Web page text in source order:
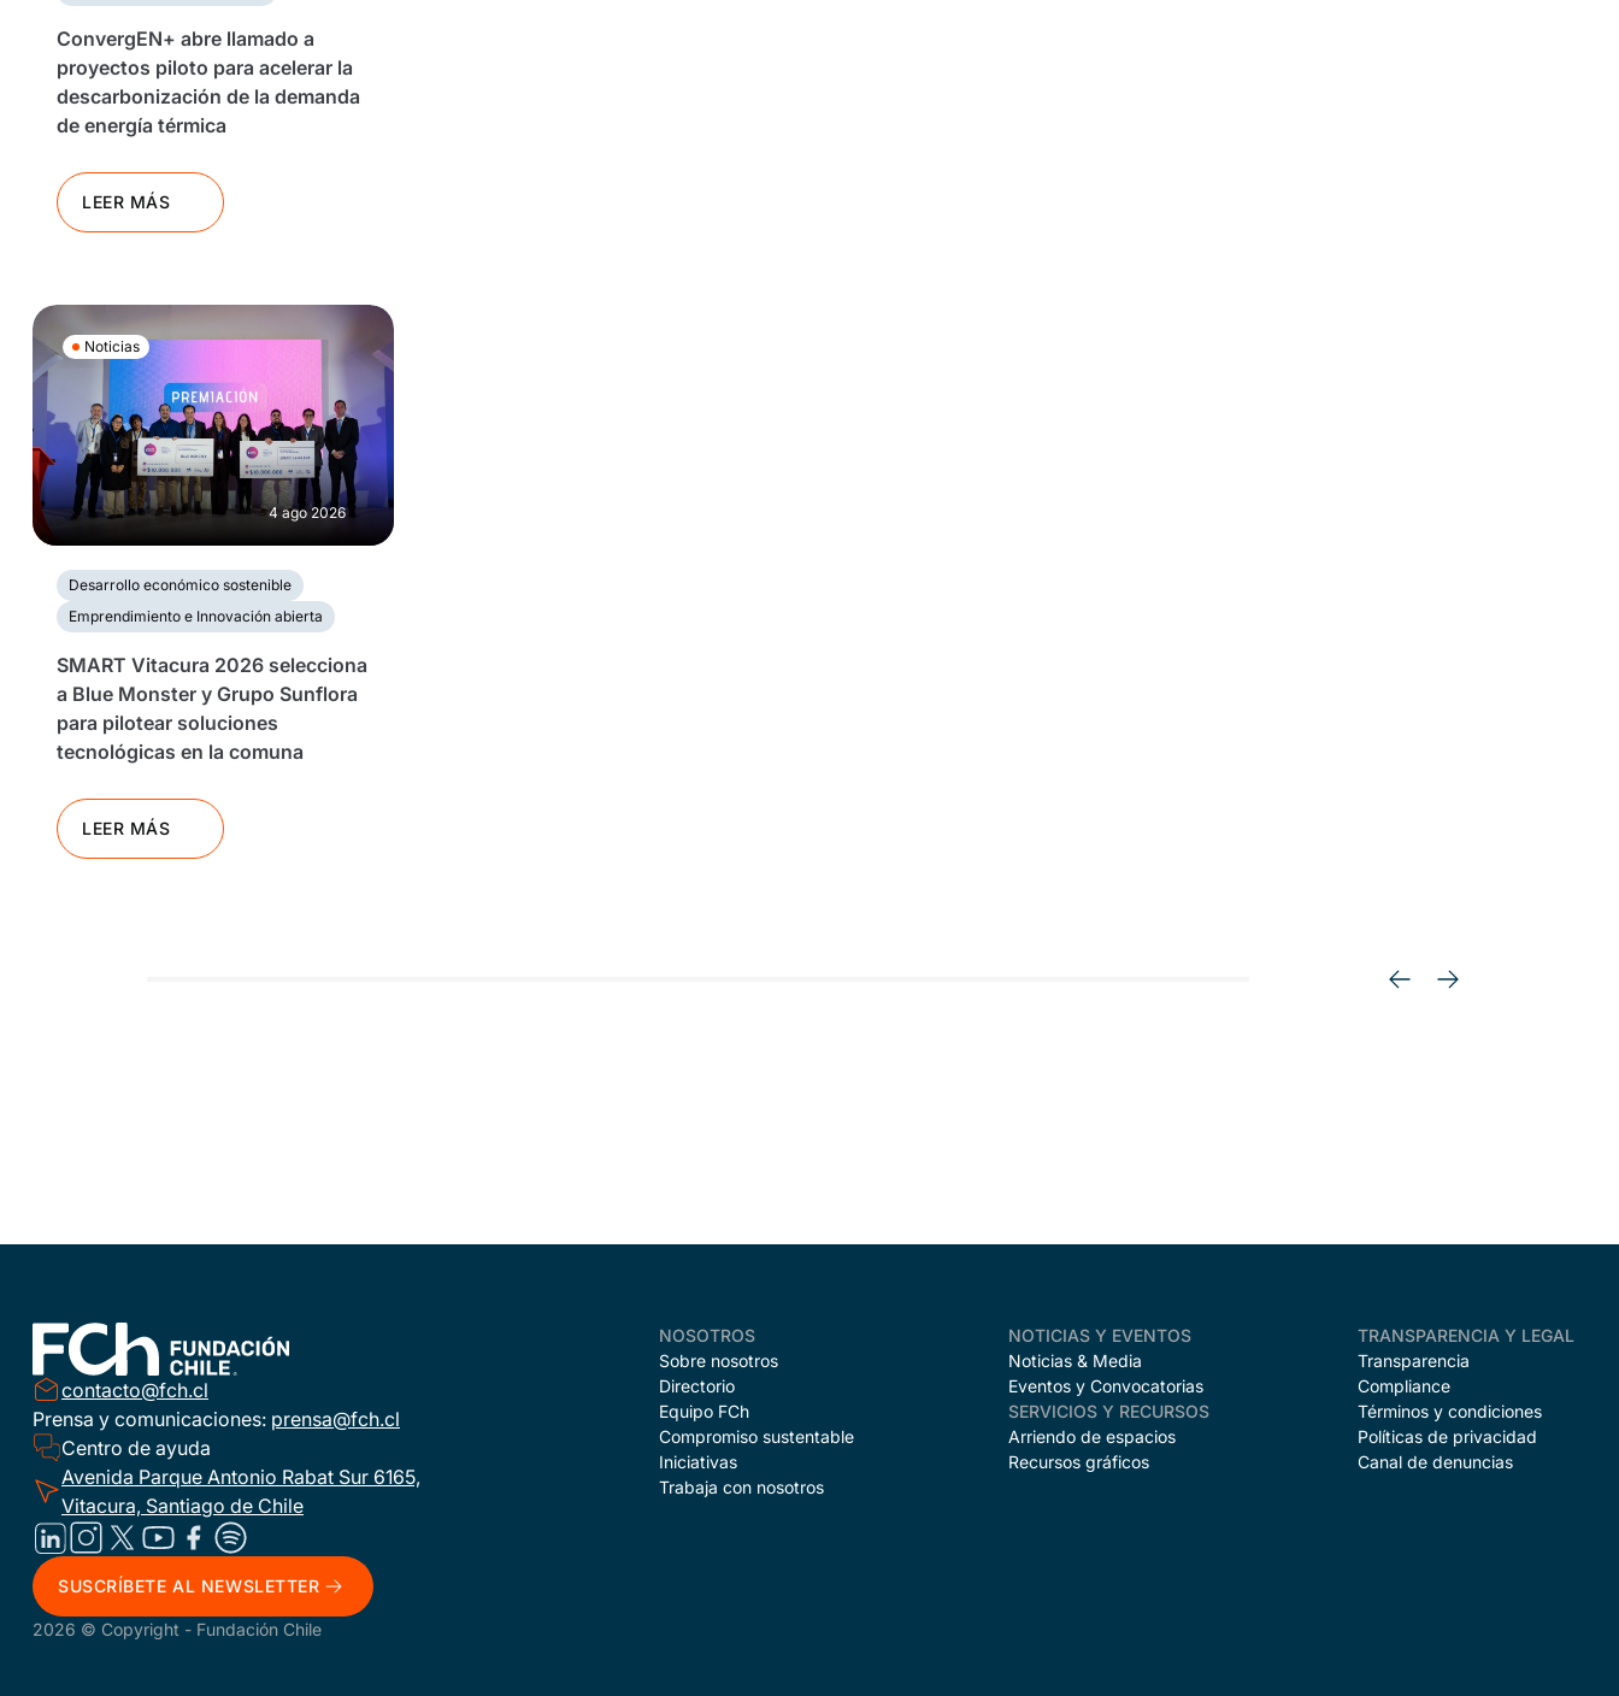
ConvergEN+ abre llamado a
proyectos piloto para acelerar la
descarbonización de la demanda
de energía térmica
LEER MÁS
Noticias
4 ago 2026
Desarrollo económico sostenible
Emprendimiento e Innovación abierta
SMART Vitacura 2026 selecciona
a Blue Monster y Grupo Sunflora
para pilotear soluciones
tecnológicas en la comuna
LEER MÁS
contacto@fch.cl
Prensa y comunicaciones: prensa@fch.cl
Centro de ayuda
Avenida Parque Antonio Rabat Sur 6165,
Vitacura, Santiago de Chile
NOSOTROS
Sobre nosotros
Directorio
Equipo FCh
Compromiso sustentable
Iniciativas
Trabaja con nosotros
NOTICIAS Y EVENTOS
Noticias & Media
Eventos y Convocatorias
SERVICIOS Y RECURSOS
Arriendo de espacios
Recursos gráficos
TRANSPARENCIA Y LEGAL
Transparencia
Compliance
Términos y condiciones
Políticas de privacidad
Canal de denuncias
SUSCRÍBETE AL NEWSLETTER
2026 © Copyright - Fundación Chile